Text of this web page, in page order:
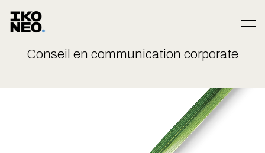
contenu
Conseil en communication corporate